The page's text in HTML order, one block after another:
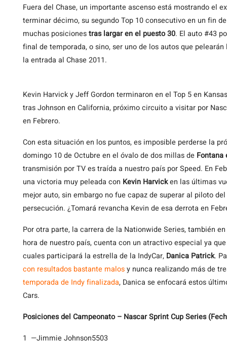
Fuera del Chase, un importante ascenso está mostrando el
terminar décimo, su segundo Top 10 consecutivo en un fin
muchas posicionestras largar en el puesto 30. El auto #43
final de temporada, o sino, ser uno de los autos que
la entrada al Chase 2011.
Kevin Harvick y Jeff Gordon terminaron en el Top 5 en
tras Johnson en California, próximo circuito a visitar por
en Febrero.
Con esta situación en los puntos, es imposible perderse la
domingo 10 de Octubre en el óvalo de dos millas de Fontana
transmisión por TV es traída a nuestro país por Speed. En
una victoria muy peleada con Kevin Harvicken las últimas
mejor auto, sin embargo no fue capaz de superar al piloto
persecución. ¿Tomará revancha Kevin de esa derrota en
Por otra parte, la carrera de la Nationwide Series, también
hora de nuestro país, cuenta con un atractivo especial ya
cuales participará la estrella de la IndyCar, Danica Patrick.
con resultados bastante malosy nunca realizando más de
temporada de Indy finalizada, Danica se enfocará estos
Cars.
Posiciones del Campeonato – Nascar Sprint Cup Series
1 —Jimmie Johnson5503